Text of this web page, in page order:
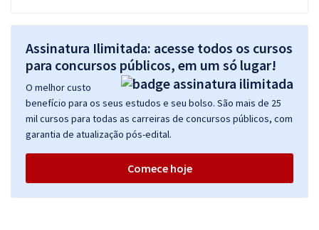
Assinatura Ilimitada: acesse todos os cursos
para concursos públicos, em um só lugar!
O melhor custo
benefício para os seus estudos e seu bolso. São mais de 25
mil cursos para todas as carreiras de concursos públicos, com
garantia de atualização pós-edital.
Comece hoje